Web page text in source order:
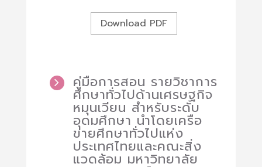
Download PDF
คู่มือการสอน รายวิชาการ
ศึกษาทั่วไปด้านเศรษฐกิจ
หมุนเวียน สำหรับระดับ
อุดมศึกษา นำโดยเครือ
ข่ายศึกษาทั่วไปแห่ง
ประเทศไทยและคณะสิ่ง
แวดล้อม มหาวิทยาลัย